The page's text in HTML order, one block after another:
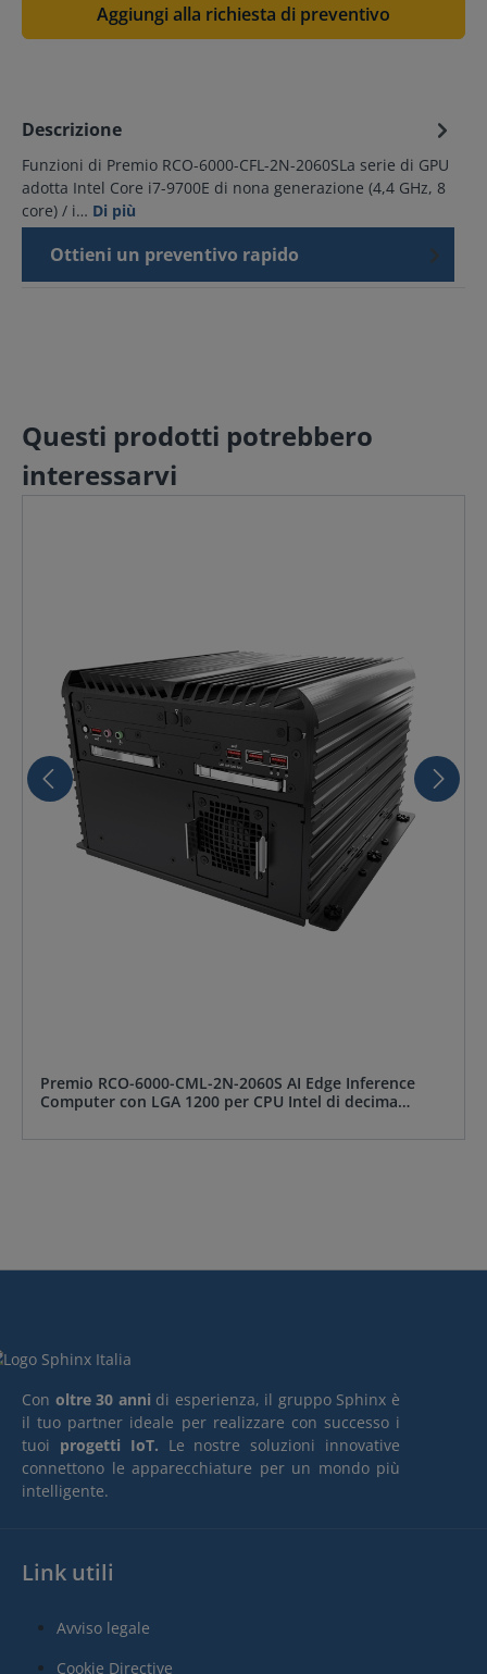
Aggiungi alla richiesta di preventivo
Descrizione
Funzioni di Premio RCO-6000-CFL-2N-2060SLa serie di GPU
adotta Intel Core i7-9700E di nona generazione (4,4 GHz, 8
core) / i… Di più
Ottieni un preventivo rapido
Questi prodotti potrebbero
interessarvi
Premio RCO-6000-CML-2N-2060S AI Edge Inference
Computer con LGA 1200 per CPU Intel di decima
integrato
Con oltre 30 anni di esperienza, il gruppo Sphinx è
il tuo partner ideale per realizzare con successo i
tuoi progetti IoT. Le nostre soluzioni innovative
connettono le apparecchiature per un mondo più
intelligente.
Link utili
Avviso legale
Cookie Directive